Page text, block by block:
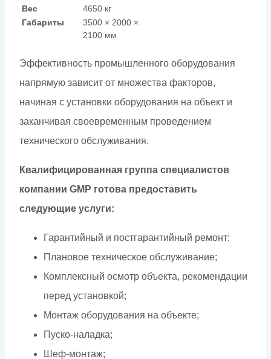
Вес
4650 кг
Габариты
3500 × 2000 ×
2100 мм
Эффективность промышленного оборудования
напрямую зависит от множества факторов,
начиная с установки оборудования на объект и
заканчивая своевременным проведением
технического обслуживания.
Квалифицированная группа специалистов
компании GMP готова предоставить
следующие услуги:
Гарантийный и постгарантийный ремонт;
Плановое техническое обслуживание;
Комплексный осмотр объекта, рекомендации
перед установкой;
Монтаж оборудования на объекте;
Пуско-наладка;
Шеф-монтаж;